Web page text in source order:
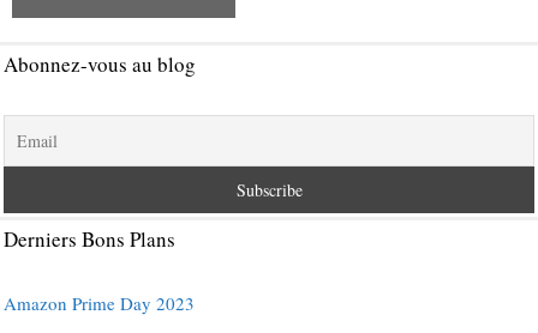
Abonnez-vous au blog
Derniers Bons Plans
Amazon Prime Day 2023